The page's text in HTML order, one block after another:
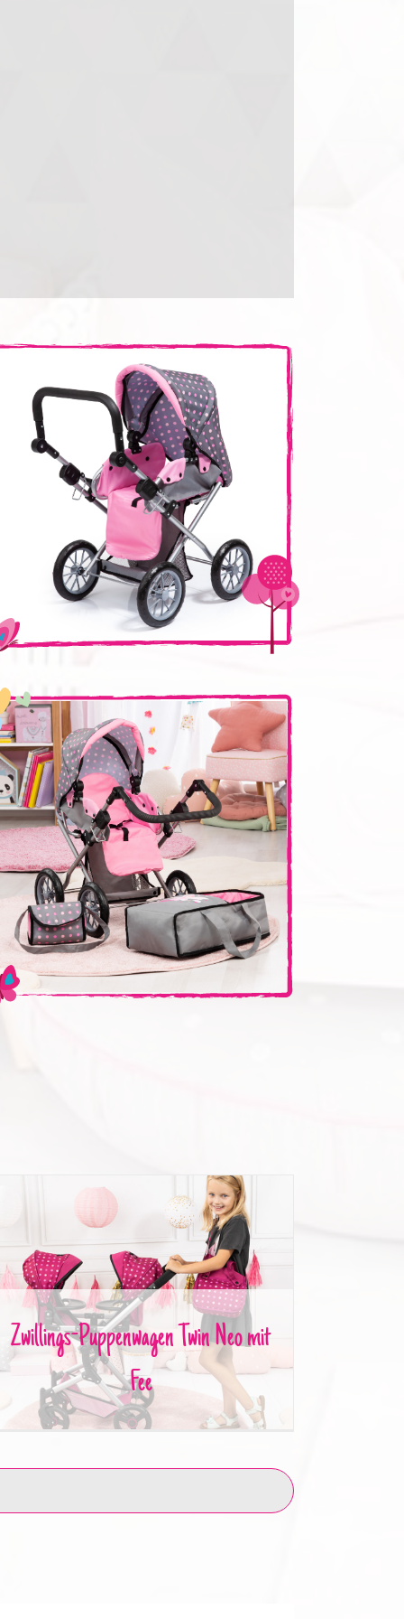
Zwillings-Puppenwagen Twin Neo mit Fee
Zwillings-Puppenwagen Twin Neo mit
Fee